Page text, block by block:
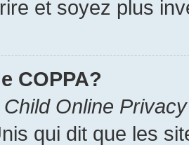
et soyez plus
COPPA?
Child Online
qui dit que les